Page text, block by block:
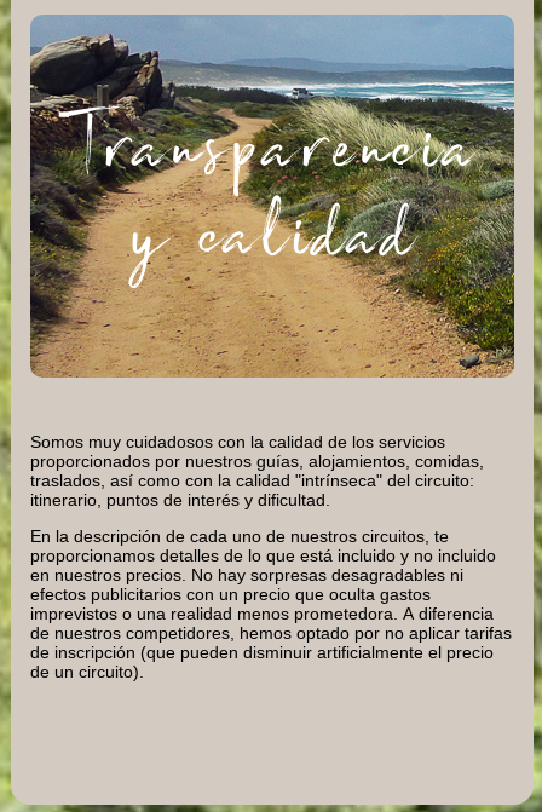
Transparencia
y calidad
Somos muy cuidadosos con la calidad de los servicios
proporcionados por nuestros guías, alojamientos, comidas,
traslados, así como con la calidad "intrínseca" del circuito:
itinerario, puntos de interés y dificultad.
En la descripción de cada uno de nuestros circuitos, te
proporcionamos detalles de lo que está incluido y no incluido
en nuestros precios. No hay sorpresas desagradables ni
efectos publicitarios con un precio que oculta gastos
imprevistos o una realidad menos prometedora. A diferencia
de nuestros competidores, hemos optado por no aplicar tarifas
de inscripción (que pueden disminuir artificialmente el precio
de un circuito).